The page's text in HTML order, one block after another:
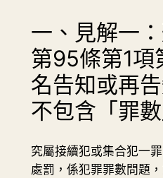
一、見解一
第95條第1項
名告知或再
不包含「罪
究屬接續犯或集合犯一
處罰，係犯罪罪數問題